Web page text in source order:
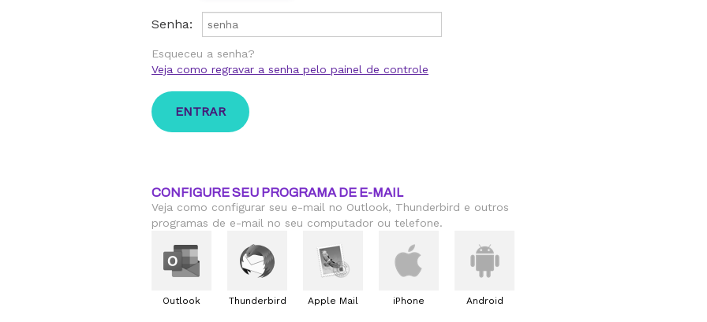
Senha:
Esqueceu a senha?
Veja como regravar a senha pelo painel de controle
CONFIGURE SEU PROGRAMA DE E-MAIL
Veja como configurar seu e-mail no Outlook, Thunderbird e outros
programas de e-mail no seu computador ou telefone.
Outlook Thunderbird Apple Mail iPhone Android